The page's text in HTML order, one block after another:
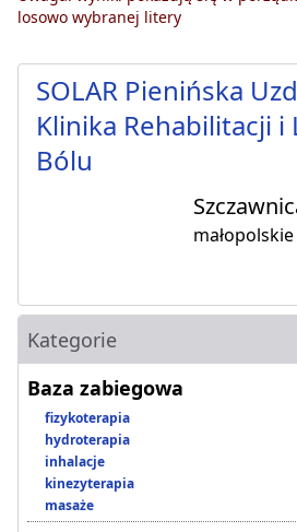
losowo wybranej litery
SOLAR Pienińska
Klinika Rehabilitacji i
Bólu
małopolskie
Kategorie
Baza zabiegowa
fizykoterapia
hydroterapia
inhalacje
kinezyterapia
masaże